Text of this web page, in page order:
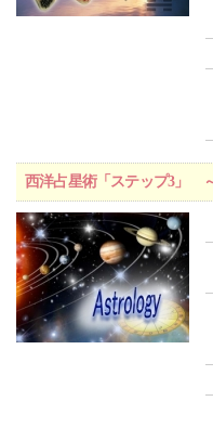
西洋占星術「ステップ3」